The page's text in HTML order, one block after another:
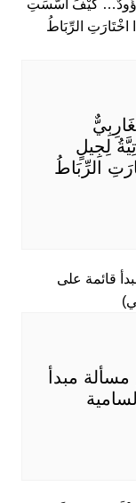
لِجِيلٍ
الرِّبَاطُ
مبدأ